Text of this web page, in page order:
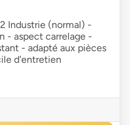
Industrie (normal) -
- aspect carrelage -
- adapté aux pièces
d'entretien